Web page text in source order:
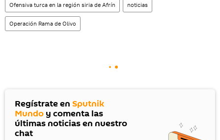
Ofensiva turca en la región siria de Afrín noticias
Operación Rama de Olivo
Regístrate en Sputnik
Mundo y comenta las
últimas noticias en nuestro
chat